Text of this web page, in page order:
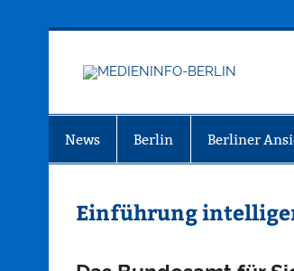
News Berlin Berliner
Einführung